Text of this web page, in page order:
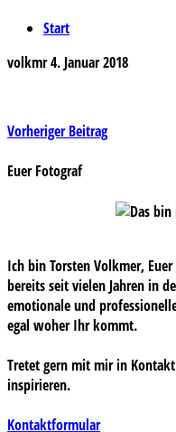
Start
volkmr4. Januar 2018
Beitragsnavigation
Vorheriger Beitrag
Euer Fotograf
Ich bin Torsten Volkmer,
bereits seit vielen Jahren in
emotionale und
egal woher Ihr kommt.
Tretet gern mit mir in
inspirieren.
Kontaktformular